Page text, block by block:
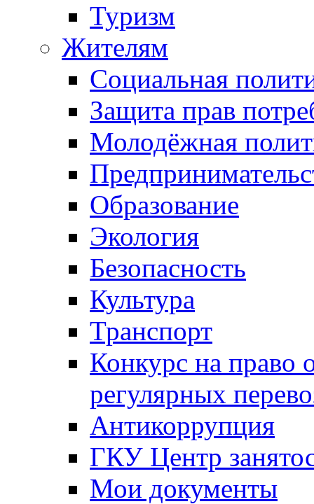
Туризм
Жителям
Социальная
Защита прав
Молодёжная
Образование
Экология
Безопасность
Культура
Транспорт
Конкурс на право
регулярных
Антикоррупция
ГКУ Центр
Мои документы